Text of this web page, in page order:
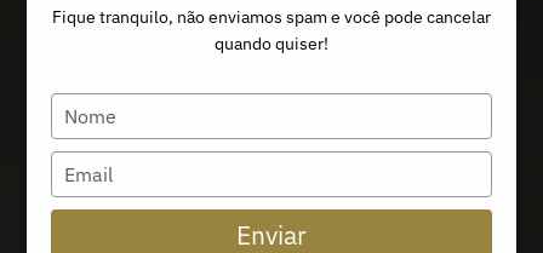
Buscar produtos:
Fique tranquilo, não enviamos spam e você pode cancelar
quando quiser!
Type
your
name
Type
your
email
Enviar